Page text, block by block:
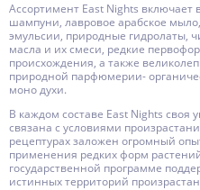
Ассортимент East Nights
шампуни, лавровое арабское
эмульсии, природные гидролаты,
масла и их смеси, редкие
происхождения, а также
природной парфюмерии-
моно духи.
В каждом составе East Nights своя
связана с условиями
рецептурах заложен огромный
применения редких форм
государственной программе
истинных территорий